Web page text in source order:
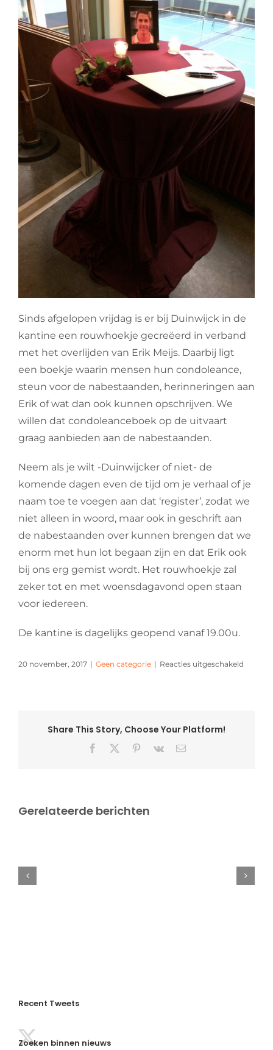
Sinds afgelopen vrijdag is er bij Duinwijck in de
kantine een rouwhoekje gecreëerd in verband
met het overlijden van Erik Meijs. Daarbij ligt
een boekje waarin mensen hun condoleance,
steun voor de nabestaanden, herinneringen aan
Erik of wat dan ook kunnen opschrijven. We
willen dat condoleanceboek op de uitvaart
graag aanbieden aan de nabestaanden.
Neem als je wilt -Duinwijcker of niet- de
komende dagen even de tijd om je verhaal of je
naam toe te voegen aan dat ‘register’, zodat we
niet alleen in woord, maar ook in geschrift aan
de nabestaanden over kunnen brengen dat we
enorm met hun lot begaan zijn en dat Erik ook
bij ons erg gemist wordt. Het rouwhoekje zal
zeker tot en met woensdagavond open staan
voor iedereen.
De kantine is dagelijks geopend vanaf 19.00u.
20 november, 2017 | Geen categorie | Reacties uitgeschakeld
Share This Story, Choose Your Platform!
Facebook Pinterest
Vk
E-
Gerelateerde berichten
Recent Tweets
Zoeken binnen nieuws